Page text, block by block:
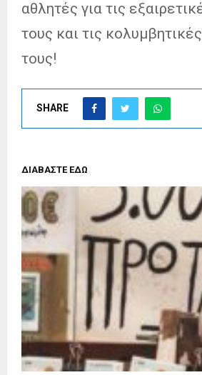
αθλητές για τις
τους και τις
τους!
SHARE
ΔΙΑΒΑΣΤΕ ΕΔΩ